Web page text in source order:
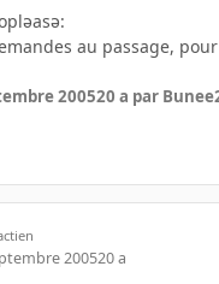
au passage,
200520 a par
200520 a